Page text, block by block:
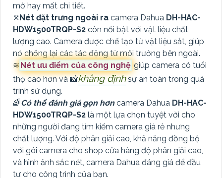
mờ hay mất chi tiết.
⤧Nét đặt trưng ngoài ra camera Dahua DH-HAC-
HDW1500TRQP-S2 còn nổi bật với vật liệu chất
lượng cao. Camera được chế tạo từ vật liệu sắt, giúp
nó chống lại các tác động từ môi trường bên ngoài.
≋ Nét ưu điểm của công nghệ giúp camera có tuổi
thọ cao hơn và 📸khẳng địnhsự an toàn trong quá
trình sử dụng.
🌈Có thể đánh giá gọn hơncamera Dahua DH-HAC-
HDW1500TRQP-S2 là một lựa chọn tuyệt vời cho
những người đang tìm kiếm camera giá rẻ nhưng
chất lượng. Với độ phân giải cao, khả năng đồng bộ
với gói camera cho shop cửa hàng độ phân giải cao,
và hình ảnh sắc nét, camera Dahua đáng giá để đầu
tư cho công trình của bạn.